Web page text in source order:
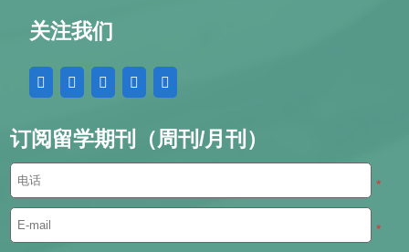
关注我们
订阅留学期刊（周刊/月刊）
*
*